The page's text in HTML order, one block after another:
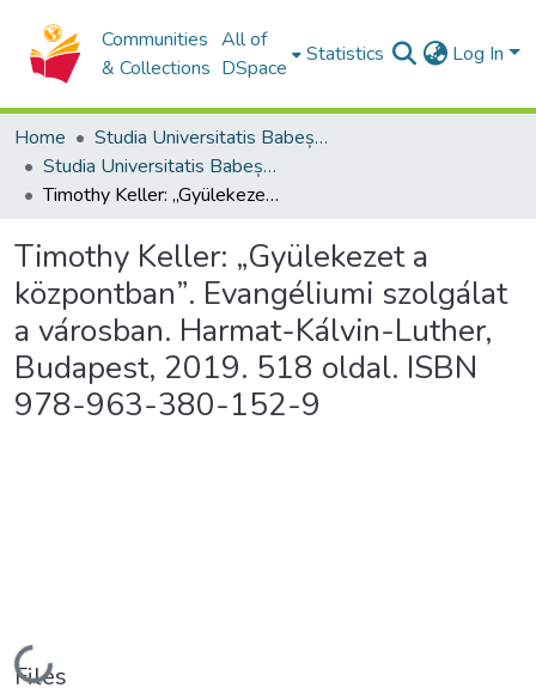
Communities
& Collections
All of
DSpace
Statistics Log In
Home
Studia Universitatis Babeș-Bolyai Collection
Studia Universitatis Babeș-Bolyai Theologia Reformata Transylvanica
Timothy Keller: „Gyülekezet a központban”. Evangéliumi szolgálat a városban. Harmat-Kálvin-Luther, Budapest, 2019. 518 oldal. ISBN 978-963-380-152-9
Timothy Keller: „Gyülekezet a
központban”. Evangéliumi szolgálat
a városban. Harmat-Kálvin-Luther,
Budapest, 2019. 518 oldal. ISBN
978-963-380-152-9
Loading...
Files